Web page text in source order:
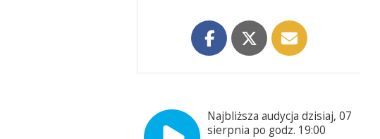
Najbliższa audycja dzisiaj, 07
sierpnia po godz. 19:00